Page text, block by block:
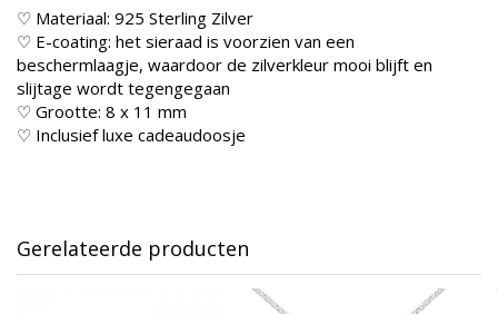
♡ Materiaal: 925 Sterling Zilver
♡ E-coating: het sieraad is voorzien van een
beschermlaagje, waardoor de zilverkleur mooi blijft en
slijtage wordt tegengegaan
♡ Grootte: 8 x 11 mm
♡ Inclusief luxe cadeaudoosje
Gerelateerde producten